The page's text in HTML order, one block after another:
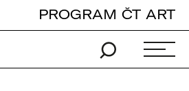
PROGRAM ČT ART